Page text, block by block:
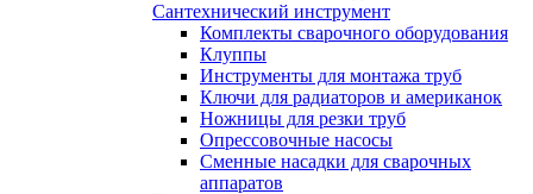
Сантехнический инструмент
Комплекты сварочного оборудования
Клуппы
Инструменты для монтажа труб
Ключи для радиаторов и американок
Ножницы для резки труб
Опрессовочные насосы
Сменные насадки для сварочных
аппаратов